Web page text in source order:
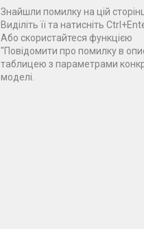
Знайшли помилку на цій
Виділіть її та натисніть
Або скористайтеся функцією
"Повідомити про помилку в
таблицею з параметрами
моделі.